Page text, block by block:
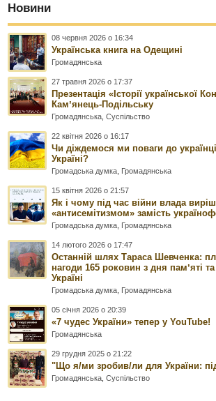
Новини
08 червня 2026 о 16:34
Українська книга на Одещині
Громадянська
27 травня 2026 о 17:37
Презентація «Історії української
Камʼянець-Подільську
Громадянська ,Суспільство
22 квітня 2026 о 16:17
Чи діждемося ми поваги до
Україні?
Громадська думка Громадянська
15 квітня 2026 о 21:57
Як і чому під час війни влада
«антисемітизмом» замість
Громадська думка Громадянська
14 лютого 2026 о 17:47
Останній шлях Тараса Шевченка:
нагоди 165 роковин з дня памʼяті
Україні
Громадська думка Громадянська
05 січня 2026 о 20:39
«7 чудес України» тепер у YouTube!
Громадянська
29 грудня 2025 о 21:22
"Що я/ми зробив/ли для України:
Громадянська ,Суспільство